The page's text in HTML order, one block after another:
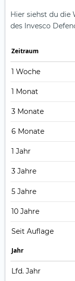
Hier siehst du
des Invesco
Zeit­raum
1 Woche
1 Monat
3 Monate
6 Monate
1 Jahr
3 Jahre
5 Jahre
10 Jahre
Seit Auflage
Jahr
Lfd. Jahr